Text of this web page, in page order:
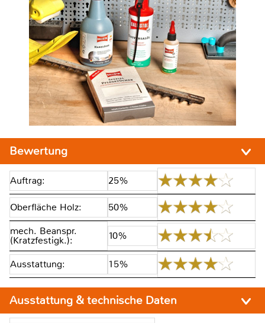
Bewertung
Auftrag: 25%
Oberfläche Holz:
50%
mech. Beanspr.
(Kratzfestigk.): 10%
Ausstattung: 15%
Ausstattung & technische Daten